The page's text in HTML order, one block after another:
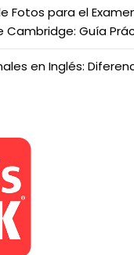
Fotos para el
Cambridge: Guía
en Inglés: